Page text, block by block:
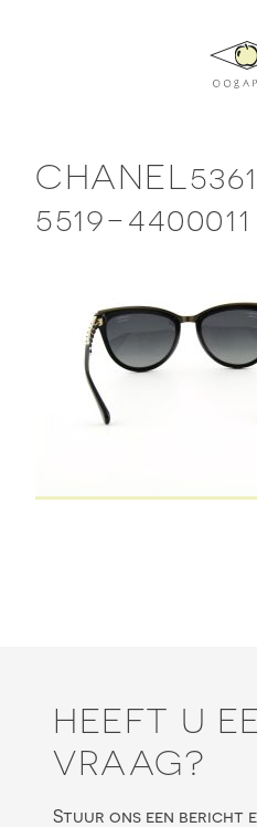
5519-4400011
HEEFT U
VRAAG?
Stuur ons een bericht